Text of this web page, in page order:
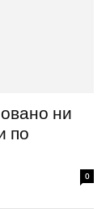
ни
по
0